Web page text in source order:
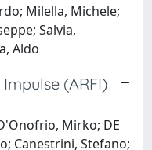
Milella, Michele;
Salvia,
Aldo
(ARFI)
Mirko; DE
Canestrini, Stefano;